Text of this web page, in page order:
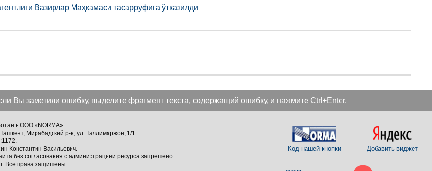
Вазирлар Маҳкамаси тасарруфига ўтказилди
Вы заметили ошибку, выделите фрагмент текста, содержащий ошибку, и нажмите Ctrl+Enter.
в ООО «NORMA»
Мирабадский р-н, ул. Таллимаржон, 1/1.
Константин Васильевич.
без согласования с администрацией ресурса запрещено.
Все права защищены.
Код нашей кнопки Добавить виджет